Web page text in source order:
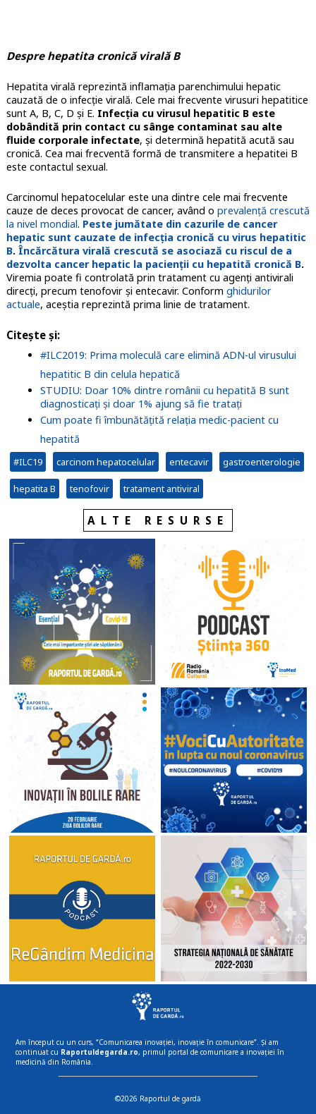
Despre hepatita cronică virală B
Hepatita virală reprezintă inflamația parenchimului hepatic
cauzată de o infecție virală. Cele mai frecvente virusuri hepatitice
sunt A, B, C, D și E. Infecția cu virusul hepatitic B este
dobândită prin contact cu sânge contaminat sau alte
fluide corporale infectate, și determină hepatită acută sau
cronică. Cea mai frecventă formă de transmitere a hepatitei B
este contactul sexual.
Carcinomul hepatocelular este una dintre cele mai frecvente
cauze de deces provocat de cancer, având o prevalență crescută
la nivel mondial. Peste jumătate din cazurile de cancer
hepatic sunt cauzate de infecția cronică cu virus hepatitic
B. Încărcătura virală crescută se asociază cu riscul de a
dezvolta cancer hepatic la pacienții cu hepatită cronică B.
Viremia poate fi controlată prin tratament cu agenți antivirali
direcți, precum tenofovir și entecavir. Conform ghidurilor
actuale, aceștia reprezintă prima linie de tratament.
Citește și:
#ILC2019: Prima moleculă care elimină ADN-ul virusului
hepatitic B din celula hepatică
STUDIU: Doar 10% dintre românii cu hepatită B sunt
diagnosticaţi și doar 1% ajung să fie tratați
Cum poate fi îmbunătățită relația medic-pacient cu
hepatită
#ILC19 carcinom hepatocelular entecavir gastroenterologie
hepatita B tenofovir tratament antiviral
ALTE RESURSE
Am început cu un curs, “Comunicarea inovației, inovație în comunicare”. Și am
continuat cu Raportuldegarda.ro, primul portal de comunicare a inovației în
medicină din România.
©2026 Raportul de gardă